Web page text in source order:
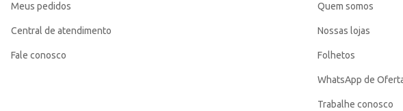
Departamento: Hortifrúti
Conteúdo: 140g
Meus pedidos
Central de atendimento
Fale conosco
Quem somos
Nossas lojas
Folhetos
WhatsApp de
Trabalhe conosco